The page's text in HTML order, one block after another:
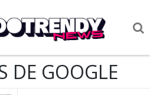
DE GOOGLE